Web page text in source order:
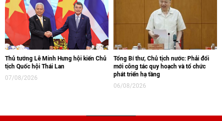
Thủ tướng Lê Minh Hưng hội kiến Chủ
tịch Quốc hội Thái Lan
07/08/2026
Tổng Bí thư, Chủ tịch nước: Phải đổi
mới công tác quy hoạch và tổ chức
phát triển hạ tầng
06/08/2026